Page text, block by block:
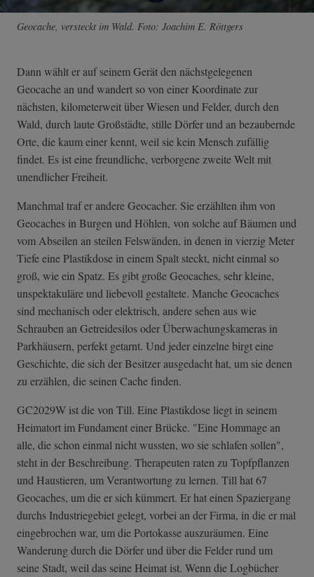
Geocache, versteckt im Wald. Foto: Joachim E. Röttgers
Dann wählt er auf seinem Gerät den nächstgelegenen
Geocache an und wandert so von einer Koordinate zur
nächsten, kilometerweit über Wiesen und Felder, durch den
Wald, durch laute Großstädte, stille Dörfer und an bezaubernde
Orte, die kaum einer kennt, weil sie kein Mensch zufällig
findet. Es ist eine freundliche, verborgene zweite Welt mit
unendlicher Freiheit.
Manchmal traf er andere Geocacher. Sie erzählten ihm von
Geocaches in Burgen und Höhlen, von solche auf Bäumen und
vom Abseilen an steilen Felswänden, in denen in vierzig Meter
Tiefe eine Plastikdose in einem Spalt steckt, nicht einmal so
groß, wie ein Spatz. Es gibt große Geocaches, sehr kleine,
unspektakuläre und liebevoll gestaltete. Manche Geocaches
sind mechanisch oder elektrisch, andere sehen aus wie
Schrauben an Getreidesilos oder Überwachungskameras in
Parkhäusern, perfekt getarnt. Und jeder einzelne birgt eine
Geschichte, die sich der Besitzer ausgedacht hat, um sie denen
zu erzählen, die seinen Cache finden.
GC2029W ist die von Till. Eine Plastikdose liegt in seinem
Heimatort im Fundament einer Brücke. "Eine Hommage an
alle, die schon einmal nicht wussten, wo sie schlafen sollen",
steht in der Beschreibung. Therapeuten raten zu Topfpflanzen
und Haustieren, um Verantwortung zu lernen. Till hat 67
Geocaches, um die er sich kümmert. Er hat einen Spaziergang
durchs Industriegebiet gelegt, vorbei an der Firma, in die er mal
eingebrochen war, um die Portokasse auszuräumen. Eine
Wanderung durch die Dörfer und über die Felder rund um
seine Stadt, weil das seine Heimat ist. Wenn die Logbücher